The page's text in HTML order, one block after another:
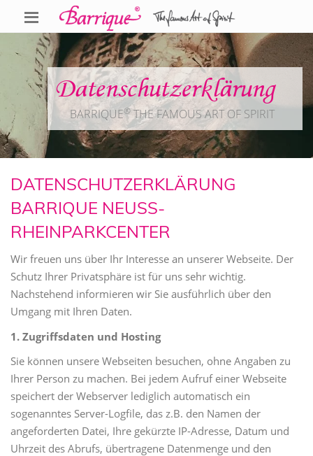
Datenschutz­erklärung
BARRIQUE®THE FAMOUS ART OF SPIRIT
DATENSCHUTZERKLÄRUNG
BARRIQUE NEUSS-
RHEINPARKCENTER
Wir freuen uns über Ihr Interesse an unserer Webseite. Der
Schutz Ihrer Privatsphäre ist für uns sehr wichtig.
Nachstehend informieren wir Sie ausführlich über den
Umgang mit Ihren Daten.
1. Zugriffsdaten und Hosting
Sie können unsere Webseiten besuchen, ohne Angaben zu
Ihrer Person zu machen. Bei jedem Aufruf einer Webseite
speichert der Webserver lediglich automatisch ein
sogenanntes Server-Logfile, das z.B. den Namen der
angeforderten Datei, Ihre gekürzte IP-Adresse, Datum und
Uhrzeit des Abrufs, übertragene Datenmenge und den